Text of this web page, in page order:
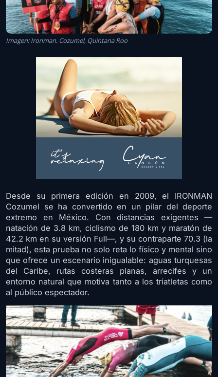
Imagen: Ironman. Cozumel, Quintana Roo
Desde su primera edición en 2009, el IRONMAN
Cozumel se ha convertido en un pilar del deporte
extremo en México. Con distancias exigentes —
natación de 3.8 km, ciclismo de 180 km y maratón de
42.2 km en su versión Full—, y su contraparte 70.3 (la
mitad), esta prueba no solo reta lo físico y mental sino
que ofrece un escenario inigualable: aguas turquesas
del Caribe, rutas costeras planas, arrecifes y un
entorno natural que motiva tanto a los triatletas como
al público espectador.